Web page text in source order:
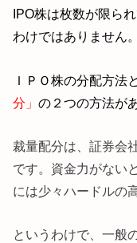
IPO株は枚数が限ら
わけではありません。
ＩＰＯ株の分配方法
分」の２つの方法が
裁量配分は、証券会
です。資金力がない
には少々ハードルの
というわけで、一般